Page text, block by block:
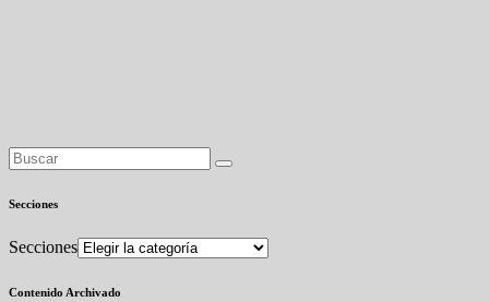
Secciones
Secciones
Contenido Archivado